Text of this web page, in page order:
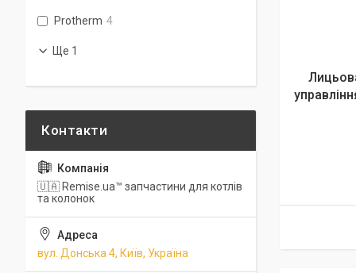
Protherm 4
Ще 1
🇺🇦 Remise.ua™ запчастини для котлів
та колонок
вул. Донська 4, Київ, Україна